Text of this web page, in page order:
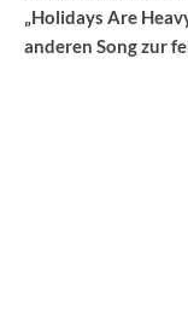
„Holidays Are
anderen Song zur